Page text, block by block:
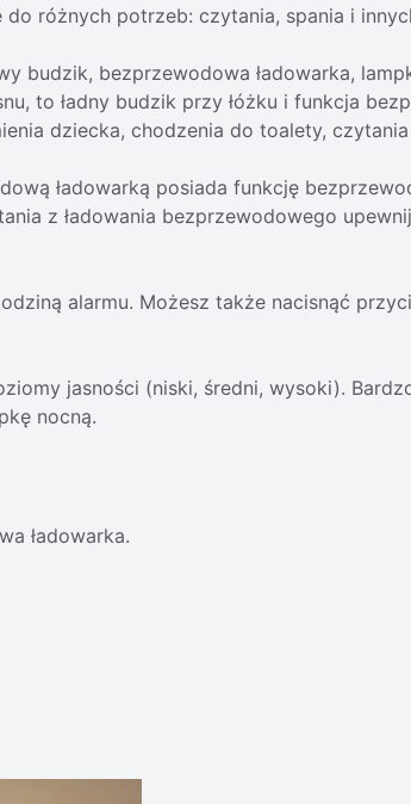
różnych potrzeb: czytania, spania i
budzik, bezprzewodowa ładowarka,
to ładny budzik przy łóżku i funkcja
dziecka, chodzenia do toalety,
ładowarką posiada funkcję
z ładowania bezprzewodowego
alarmu. Możesz także nacisnąć
jasności (niski, średni, wysoki).
nocną.
ładowarka.